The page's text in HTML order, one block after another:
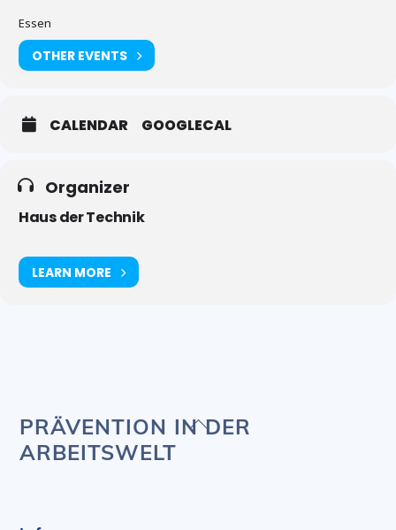
Essen
OTHER EVENTS
CALENDAR GOOGLECAL
Organizer
Haus der Technik
LEARN MORE
Back
PRÄVENTION IN DER
ARBEITSWELT